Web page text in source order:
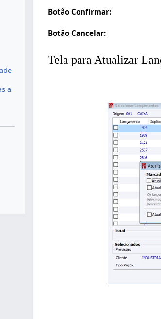
Botão Confirmar:
Botão Cancelar:
Tela para Atualizar
a